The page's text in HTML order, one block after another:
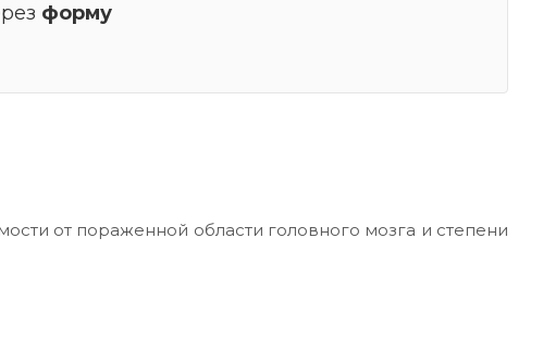
форму
от пораженной области головного мозга и степени